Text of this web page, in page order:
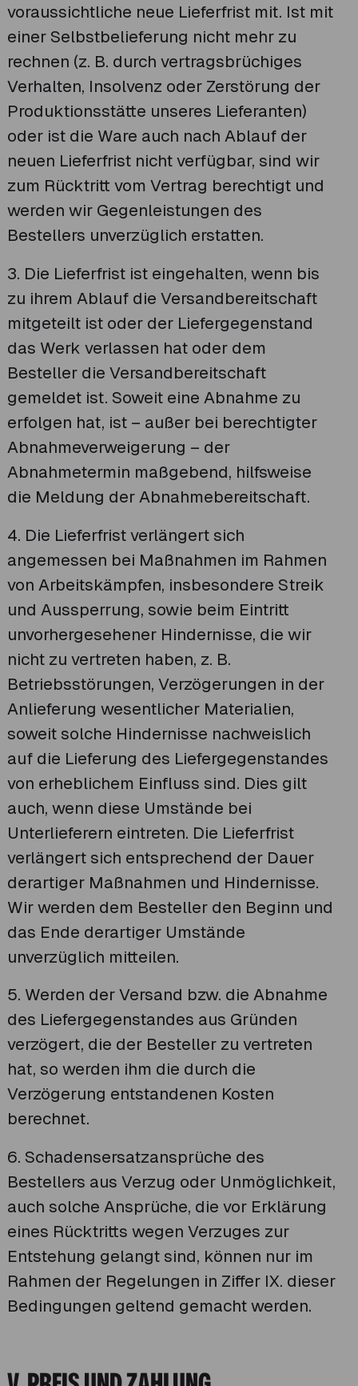
voraussichtliche neue Lieferfrist mit. Ist mit
einer Selbstbelieferung nicht mehr zu
rechnen (z. B. durch vertragsbrüchiges
Verhalten, Insolvenz oder Zerstörung der
Produktionsstätte unseres Lieferanten)
oder ist die Ware auch nach Ablauf der
neuen Lieferfrist nicht verfügbar, sind wir
zum Rücktritt vom Vertrag berechtigt und
werden wir Gegenleistungen des
Bestellers unverzüglich erstatten.
3. Die Lieferfrist ist eingehalten, wenn bis
zu ihrem Ablauf die Versandbereitschaft
mitgeteilt ist oder der Liefergegenstand
das Werk verlassen hat oder dem
Besteller die Versandbereitschaft
gemeldet ist. Soweit eine Abnahme zu
erfolgen hat, ist – außer bei berechtigter
Abnahmeverweigerung – der
Abnahmetermin maßgebend, hilfsweise
die Meldung der Abnahmebereitschaft.
4. Die Lieferfrist verlängert sich
angemessen bei Maßnahmen im Rahmen
von Arbeitskämpfen, insbesondere Streik
und Aussperrung, sowie beim Eintritt
unvorhergesehener Hindernisse, die wir
nicht zu vertreten haben, z. B.
Betriebsstörungen, Verzögerungen in der
Anlieferung wesentlicher Materialien,
soweit solche Hindernisse nachweislich
auf die Lieferung des Liefergegenstandes
von erheblichem Einfluss sind. Dies gilt
auch, wenn diese Umstände bei
Unterlieferern eintreten. Die Lieferfrist
verlängert sich entsprechend der Dauer
derartiger Maßnahmen und Hindernisse.
Wir werden dem Besteller den Beginn und
das Ende derartiger Umstände
unverzüglich mitteilen.
5. Werden der Versand bzw. die Abnahme
des Liefergegenstandes aus Gründen
verzögert, die der Besteller zu vertreten
hat, so werden ihm die durch die
Verzögerung entstandenen Kosten
berechnet.
6. Schadensersatzansprüche des
Bestellers aus Verzug oder Unmöglichkeit,
auch solche Ansprüche, die vor Erklärung
eines Rücktritts wegen Verzuges zur
Entstehung gelangt sind, können nur im
Rahmen der Regelungen in Ziffer IX. dieser
Bedingungen geltend gemacht werden.